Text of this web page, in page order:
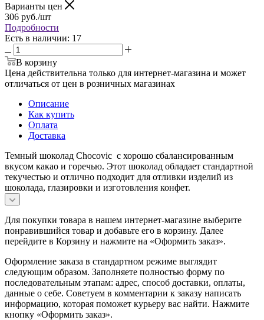
Варианты цен
306 руб./шт
Подробности
Есть в наличии: 17
В корзину
Цена действительна только для интернет-магазина и может
отличаться от цен в розничных магазинах
Описание
Как купить
Оплата
Доставка
Темный шоколад Chocovic с хорошо сбалансированным
вкусом какао и горечью. Этот шоколад обладает стандартной
текучестью и отлично подходит для отливки изделий из
шоколада, глазировки и изготовления конфет.
Для покупки товара в нашем интернет-магазине выберите
понравившийся товар и добавьте его в корзину. Далее
перейдите в Корзину и нажмите на «Оформить заказ».
Оформление заказа в стандартном режиме выглядит
следующим образом. Заполняете полностью форму по
последовательным этапам: адрес, способ доставки, оплаты,
данные о себе. Советуем в комментарии к заказу написать
информацию, которая поможет курьеру вас найти. Нажмите
кнопку «Оформить заказ».